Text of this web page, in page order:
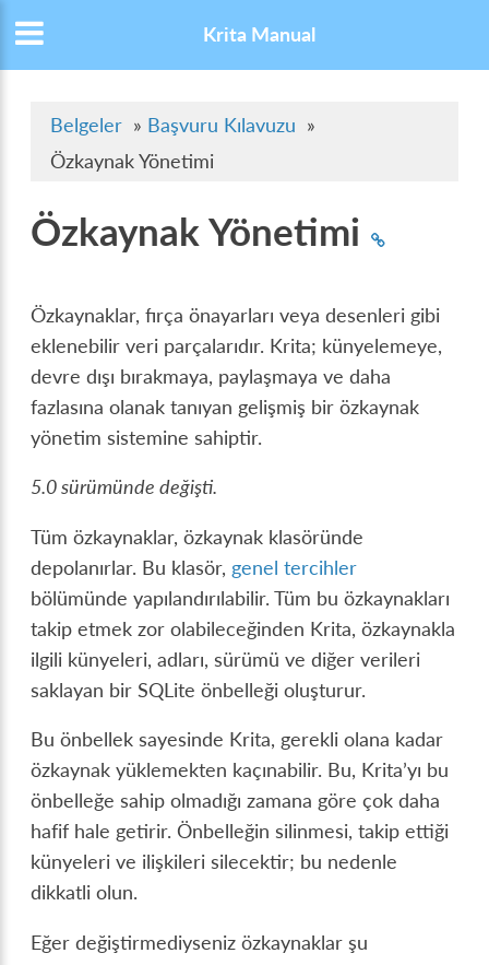
Krita Manual
Belgeler » Başvuru Kılavuzu »
Özkaynak Yönetimi
Özkaynak Yönetimi
Özkaynaklar, fırça önayarları veya desenleri gibi
eklenebilir veri parçalarıdır. Krita; künyelemeye,
devre dışı bırakmaya, paylaşmaya ve daha
fazlasına olanak tanıyan gelişmiş bir özkaynak
yönetim sistemine sahiptir.
5.0 sürümünde değişti.
Tüm özkaynaklar, özkaynak klasöründe
depolanırlar. Bu klasör, genel tercihler
bölümünde yapılandırılabilir. Tüm bu özkaynakları
takip etmek zor olabileceğinden Krita, özkaynakla
ilgili künyeleri, adları, sürümü ve diğer verileri
saklayan bir SQLite önbelleği oluşturur.
Bu önbellek sayesinde Krita, gerekli olana kadar
özkaynak yüklemekten kaçınabilir. Bu, Krita’yı bu
önbelleğe sahip olmadığı zamana göre çok daha
hafif hale getirir. Önbelleğin silinmesi, takip ettiği
künyeleri ve ilişkileri silecektir; bu nedenle
dikkatli olun.
Eğer değiştirmediyseniz özkaynaklar şu